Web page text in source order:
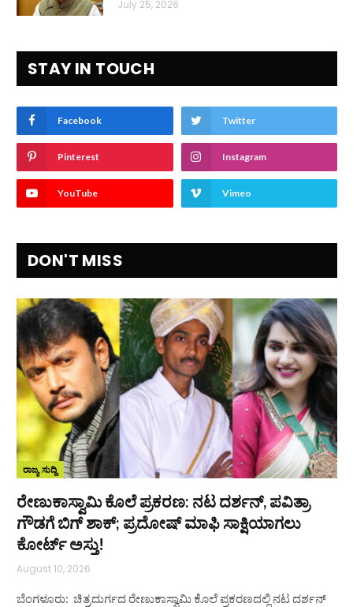
July 25, 2026
STAY IN TOUCH
Facebook Twitter
Pinterest Instagram
YouTube Vimeo
DON'T MISS
ರಾಜ್ಯ ಸುದ್ದಿ
ರೇಣುಕಾಸ್ವಾಮಿ ಕೊಲೆ ಪ್ರಕರಣ: ನಟ ದರ್ಶನ್‌, ಪವಿತ್ರಾ
ಗೌಡಗೆ ಬಿಗ್‌ ಶಾಕ್; ಪ್ರದೋಷ್‌ ಮಾಫಿ ಸಾಕ್ಷಿಯಾಗಲು
ಕೋರ್ಟ್‌ ಅಸ್ತು!
August 10, 2026
ಬೆಂಗಳೂರು: ಚಿತ್ರದುರ್ಗದ ರೇಣುಕಾಸ್ವಾಮಿ ಕೊಲೆ ಪ್ರಕರಣದಲ್ಲಿ ನಟ ದರ್ಶನ್‌